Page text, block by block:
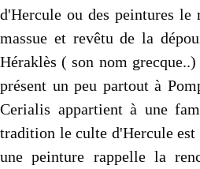
d'Hercule ou des peintures le
massue et revêtu de la
Héraklès ( son nom
présent un peu partout à
Cerialis appartient à une
tradition le culte d'Hercule est
une peinture rappelle la